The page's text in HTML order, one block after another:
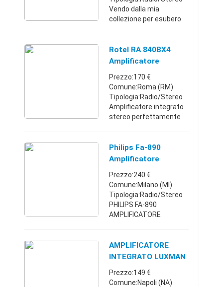
Vendo dalla mia
collezione per esubero
vintage perfetto
esteticamente ed
scambi no ...
Rotel RA 840BX4
Amplificatore
Integrato
Prezzo:170 €
Comune:Roma (RM)
Tipologia:Radio/Stereo
Amplificatore integrato
stereo perfettamente
Watts RMS 8 ohms, DIN
80 Watts 4 ohms. Uscite
Philips Fa-890
Amplificatore
Integrato
Prezzo:240 €
Comune:Milano (MI)
Tipologia:Radio/Stereo
PHILIPS FA-890
AMPLIFICATORE
ALIMENTAZIONE 220
AUX 3 MESI DI GARANZIA
40 €
AMPLIFICATORE
INTEGRATO LUXMAN
LV-110 Hifivintagei
Prezzo:149 €
Comune:Napoli (NA)